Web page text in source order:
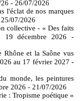
- 26/07/2026
l'éclat de nos marques
07/2026
collective - « Des faits
décembre 2026
-
et la Saône vus
au 17 février 2027 -
monde, les peintures
2026 - 21/07/2026
: Tropisme poétique «